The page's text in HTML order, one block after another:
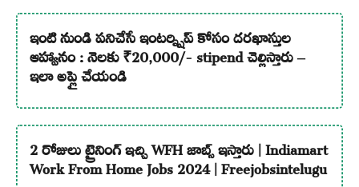
ఇంటి నుండి పనిచేసే ఇంటర్న్షిప్ కోసం దరఖాస్తుల
ఆహ్వానం : నెలకు ₹20,000/- stipend చెల్లిస్తారు –
ఇలా అప్లై చేయండి
2 రోజులు ట్రైనింగ్ ఇచ్చి WFH జాబ్స్ ఇస్తారు | Indiamart
Work From Home Jobs 2024 | Freejobsintelugu